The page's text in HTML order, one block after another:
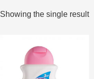
Showing the single result